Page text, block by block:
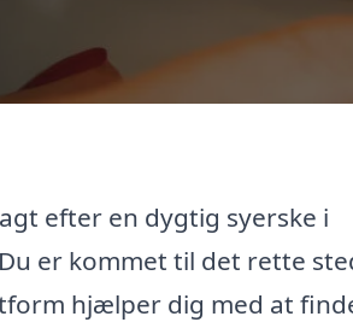
efter en dygtig syerske i
er kommet til det rette
hjælper dig med at